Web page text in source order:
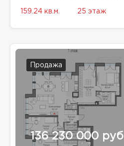
159.24 кв.м. 25 этаж
Продажа
136 230 000 руб